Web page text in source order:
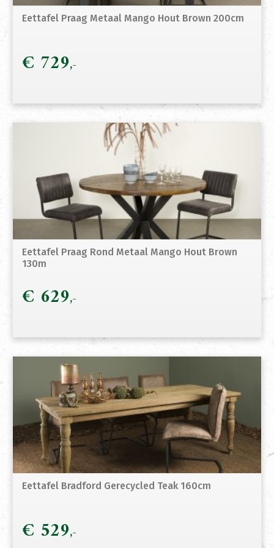
Eettafel Praag Metaal Mango Hout Brown 200cm
€ 729
Eettafel Praag Rond Metaal Mango Hout Brown
130m
€ 629
Eettafel Bradford Gerecycled Teak 160cm
€ 529